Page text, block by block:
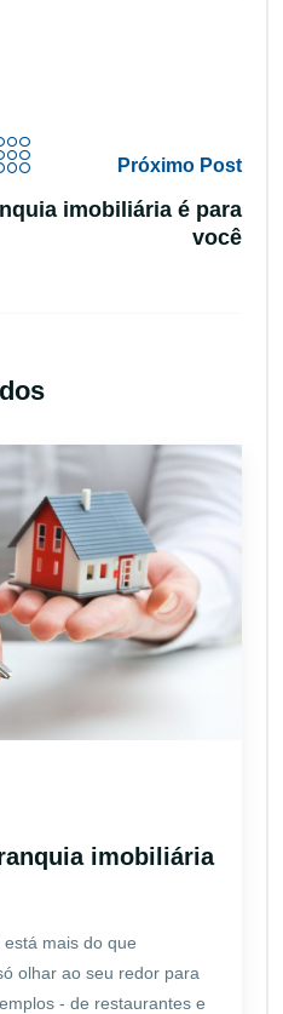
Próximo Post
imobiliária é para
você
imobiliária
mais do que
olhar ao seu redor para
- de restaurantes e